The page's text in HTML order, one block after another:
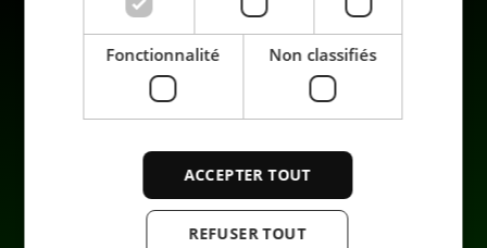
Carrière
Contact
Data privacy
Fonctionnalité Non classifiés
ACCEPTER TOUT
REFUSER TOUT